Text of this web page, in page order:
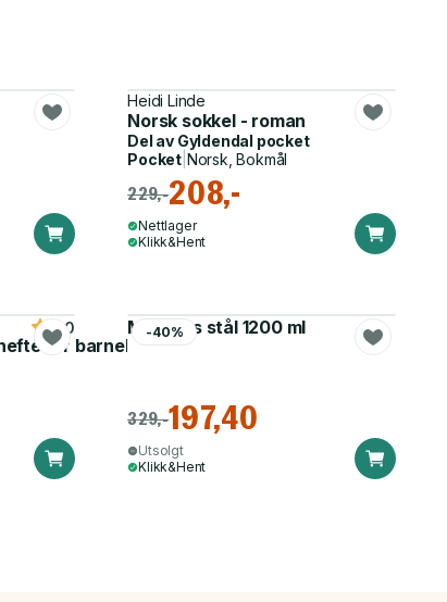
Heidi Linde
Norsk sokkel - roman
Del av Gyldendal pocket
Pocket Norsk, Bokmål
229,-208,-
Nettlager
Klikk&Hent
for barnehagen
5.0 -40%
Matboks stål 1200 ml
329,-197,40
Utsolgt
Klikk&Hent